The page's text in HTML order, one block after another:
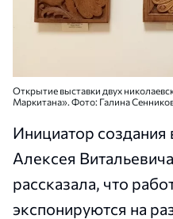
Открытие выставки двух
Маркитана». Фото: Галина
Инициатор создания
Алексея
рассказала, что
экспонируются на